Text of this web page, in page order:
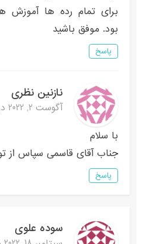
برای تمام رده ها آموزش
بود. موفق باشید
پاسخ
نازنین نظری
آگوست 2, 2022 در 11:34 ق.ظ
با سلام
جناب آقای قاسمی سپاس از
پاسخ
سوده علوی